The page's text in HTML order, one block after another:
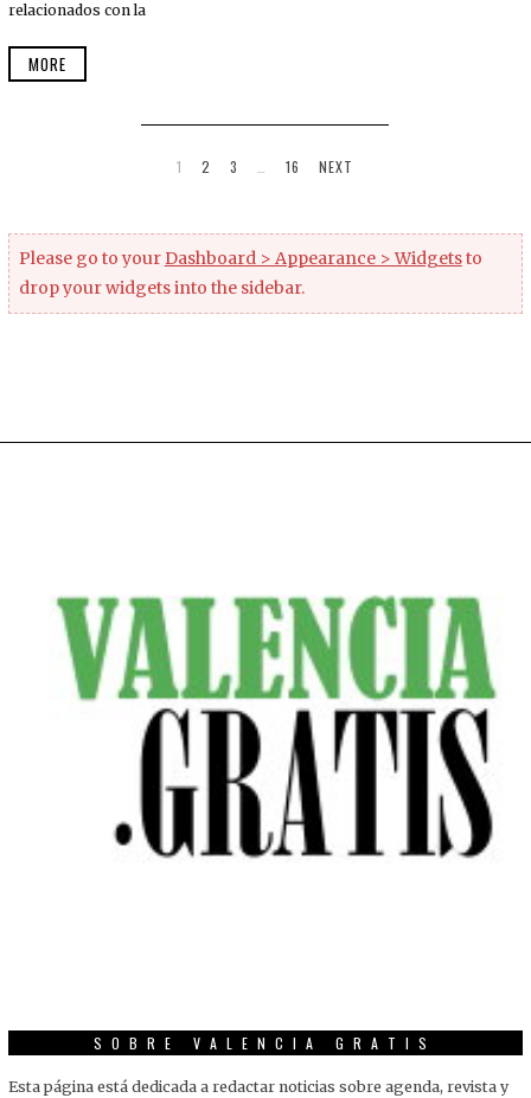
relacionados con la
MORE
1 2 3 16 NEXT
Please go to your Dashboard > Appearance > Widgetsto
drop your widgets into the sidebar.
SOBRE VALENCIA GRATIS
Esta página está dedicada a redactar noticias sobre agenda, revista y